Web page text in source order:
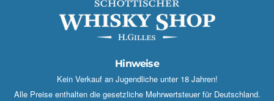
Hinweise
Kein Verkauf an Jugendliche unter 18 Jahren!
Alle Preise enthalten die gesetzliche Mehrwertsteuer für Deutschland.